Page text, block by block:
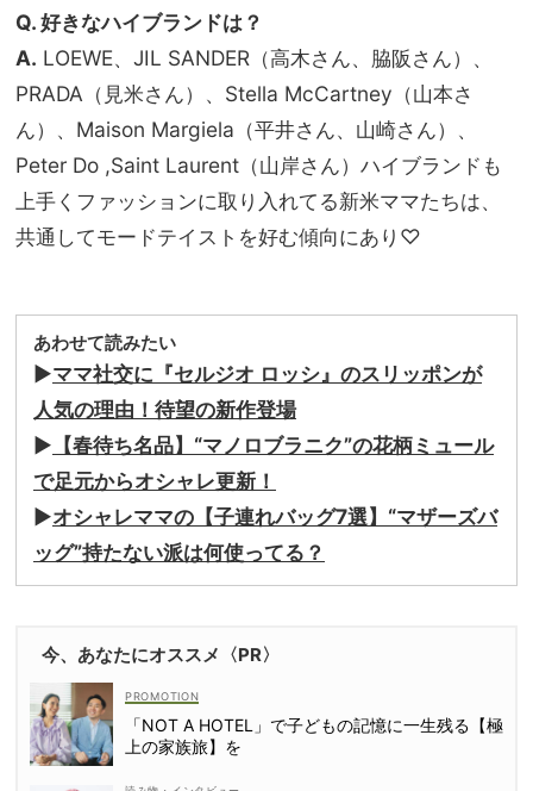
Q. 好きなハイブランドは？
A. LOEWE、JIL SANDER（高木さん、脇阪さん）、
PRADA（見米さん）、Stella McCartney（山本さ
ん）、Maison Margiela（平井さん、山崎さん）、
Peter Do ,Saint Laurent（山岸さん）ハイブランドも
上手くファッションに取り入れてる新米ママたちは、
共通してモードテイストを好む傾向にあり♡
あわせて読みたい
▶︎ママ社交に『セルジオ ロッシ』のスリッポンが
人気の理由！待望の新作登場
▶︎ 【春待ち名品】“マノロブラニク”の花柄ミュール
で足元からオシャレ更新！
▶︎オシャレママの【子連れバッグ7選】“マザーズバ
ッグ”持たない派は何使ってる？
今、あなたにオススメ〈PR〉
「NOT A HOTEL」で子どもの記憶に一生残る【極
上の家族旅】を